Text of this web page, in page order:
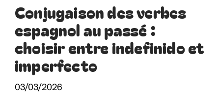
Conjugaison des verbes
espagnol au passé :
choisir entre indefinido et
imperfecto
03/03/2026